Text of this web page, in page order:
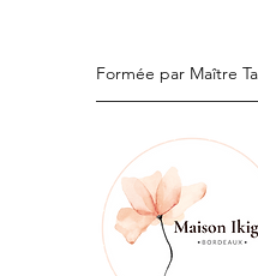
Formée par Maître